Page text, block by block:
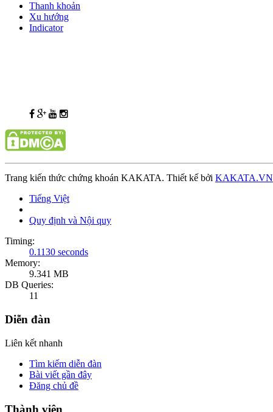
Thanh khoản
Xu hướng
Indicator
Trang kiến thức chứng khoán KAKATA. Thiết kế bởi KAKATA.VN
Tiếng Việt
Quy định và Nội quy
Timing:
0.1130 seconds
Memory:
9.341 MB
DB Queries:
11
Diễn đàn
Liên kết nhanh
Tìm kiếm diễn đàn
Bài viết gần đây
Đăng chủ đề
Thành viên